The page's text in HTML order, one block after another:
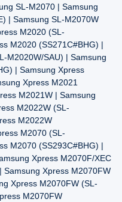
SL-M2070 | Samsung
| Samsung SL-M2070W
M2020 (SL-
M2020 (SS271C#BHG) |
M2020W/SAU) | Samsung
| Samsung Xpress
Xpress M2021
M2021W | Samsung
M2022W (SL-
M2022W
M2070 (SL-
M2070 (SS293C#BHG) |
Xpress M2070F/XEC
Samsung Xpress M2070FW
Xpress M2070FW (SL-
M2070FW